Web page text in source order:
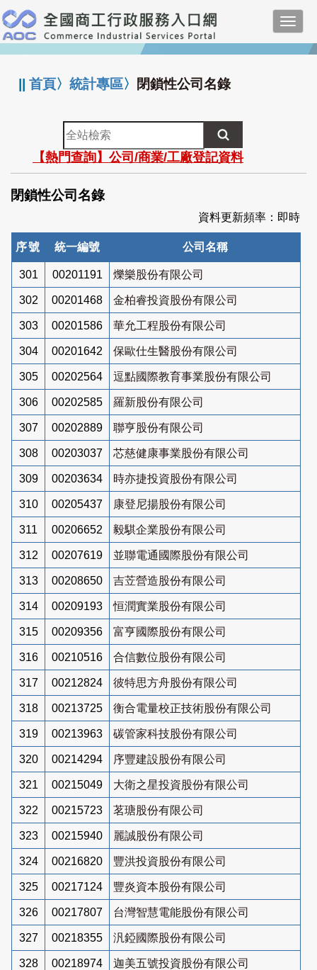
跳
到
主
要
:::
||首頁〉統計專區〉 閉鎖性公司名錄
全
站
檢
索
【熱門查詢】公司/商業/工廠登記資料
閉鎖性公司名錄
資料更新頻率：即時
序號 統一編號 公司名稱
301 00201191 爍樂股份有限公司
302 00201468 金柏睿投資股份有限公司
303 00201586 華允工程股份有限公司
304 00201642 保歐仕生醫股份有限公司
305 00202564 逗點國際教育事業股份有限公司
306 00202585 羅新股份有限公司
307 00202889 聯亨股份有限公司
308 00203037 芯慈健康事業股份有限公司
309 00203634 時亦捷投資股份有限公司
310 00205437 康登尼揚股份有限公司
311 00206652 毅騏企業股份有限公司
312 00207619 並聯電通國際股份有限公司
313 00208650 吉苙營造股份有限公司
314 00209193 恒潤實業股份有限公司
315 00209356 富亨國際股份有限公司
316 00210516 合信數位股份有限公司
317 00212824 彼特思方舟股份有限公司
318 00213725 衡合電量校正技術股份有限公司
319 00213963 碳管家科技股份有限公司
320 00214294 序豐建設股份有限公司
321 00215049 大衛之星投資股份有限公司
322 00215723 茗瑭股份有限公司
323 00215940 麗誠股份有限公司
324 00216820 豐洪投資股份有限公司
325 00217124 豐炎資本股份有限公司
326 00217807 台灣智慧電能股份有限公司
327 00218355 汎錏國際股份有限公司
328 00218974 迦美五號投資股份有限公司